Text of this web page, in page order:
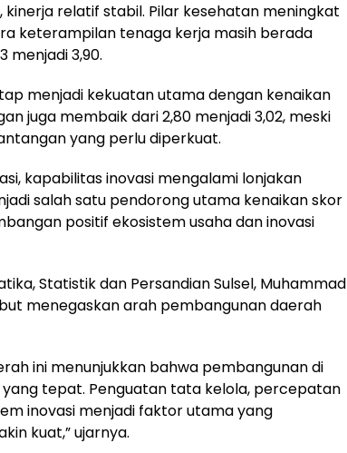
kinerja relatif stabil. Pilar kesehatan meningkat
keterampilan tenaga kerja masih berada
menjadi 3,90.
menjadi kekuatan utama dengan kenaikan
juga membaik dari 2,80 menjadi 3,02, meski
yang perlu diperkuat.
kapabilitas inovasi mengalami lonjakan
salah satu pendorong utama kenaikan skor
positif ekosistem usaha dan inovasi
Statistik dan Persandian Sulsel, Muhammad
menegaskan arah pembangunan daerah
ini menunjukkan bahwa pembangunan di
yang tepat. Penguatan tata kelola, percepatan
inovasi menjadi faktor utama yang
kuat,” ujarnya.